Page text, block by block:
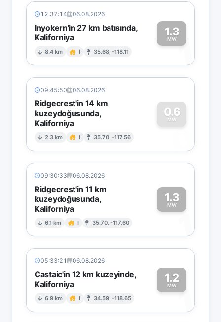
12:37:14 06.08.2026
Inyokern'in 27 km batısında,
Kaliforniya
8.4 km I 35.68, -118.11
1.3
MW1
09:45:50 06.08.2026
Ridgecrest'in 14 km
kuzeydoğusunda,
Kaliforniya
2.3 km I 35.70, -117.56
0.6
MW
0
09:30:33 06.08.2026
Ridgecrest'in 11 km
kuzeydoğusunda,
Kaliforniya
6.1 km I 35.70, -117.60
1.3
MW
1
05:33:21 06.08.2026
Castaic'in 12 km kuzeyinde,
Kaliforniya
6.9 km I 34.59, -118.65
1.2
MW1